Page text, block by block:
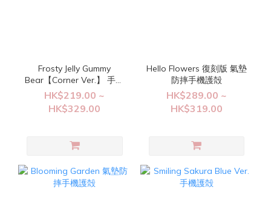
Frosty Jelly Gummy
Bear【Corner Ver.】 手機
護殻
HK$219.00 ~
HK$329.00
Hello Flowers 復刻版 氣墊
防摔手機護殻
HK$289.00 ~
HK$319.00